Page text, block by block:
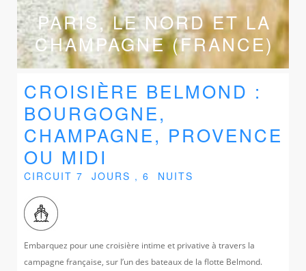
PARIS, LE NORD ET LA
CHAMPAGNE (FRANCE)
CROISIÈRE BELMOND :
BOURGOGNE,
CHAMPAGNE, PROVENCE
OU MIDI
CIRCUIT 7 JOURS , 6 NUITS
Embarquez pour une croisière intime et privative à travers la
campagne française, sur l’un des bateaux de la flotte Belmond.